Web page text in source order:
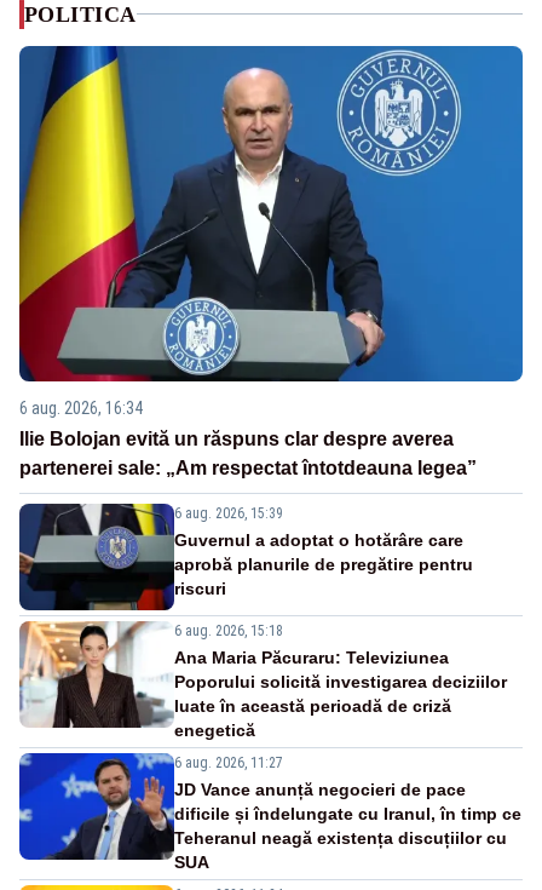
POLITICA
6 aug. 2026, 16:34
Ilie Bolojan evită un răspuns clar despre averea
partenerei sale: „Am respectat întotdeauna legea”
6 aug. 2026, 15:39
Guvernul a adoptat o hotărâre care
aprobă planurile de pregătire pentru
riscuri
6 aug. 2026, 15:18
Ana Maria Păcuraru: Televiziunea
Poporului solicită investigarea deciziilor
luate în această perioadă de criză
enegetică
6 aug. 2026, 11:27
JD Vance anunță negocieri de pace
dificile și îndelungate cu Iranul, în timp ce
Teheranul neagă existența discuțiilor cu
SUA